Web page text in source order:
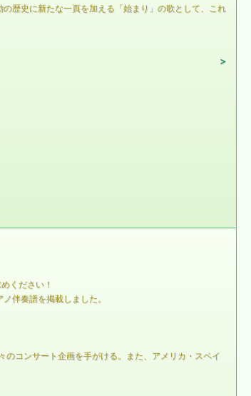
歴史に新たな一頁を加える「始まり」の歌として、これ
ください！
伴奏譜を掲載しました。
コンサート企画を手がける。また、アメリカ・スペイ